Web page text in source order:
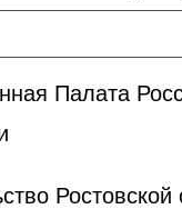
Палата
Ростовской